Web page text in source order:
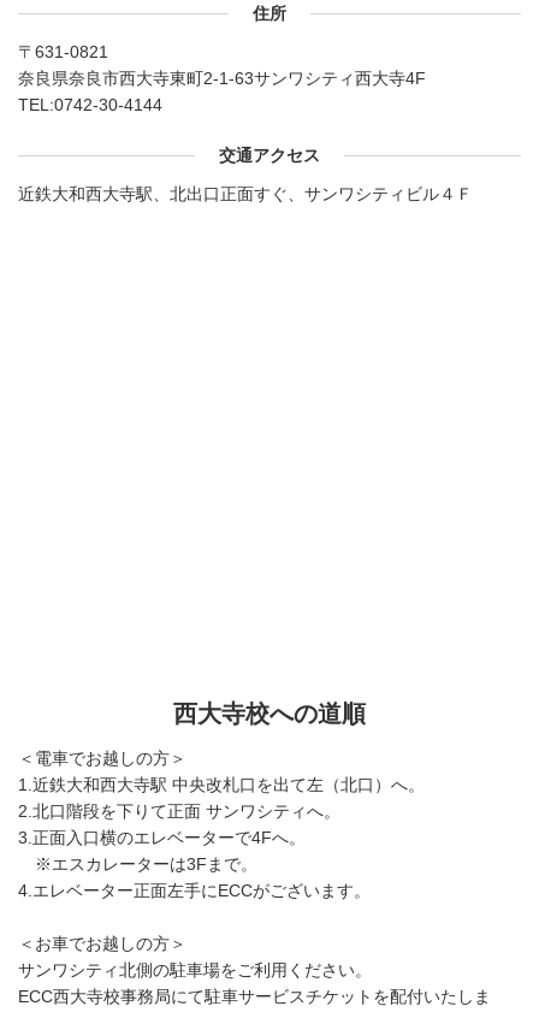
住所
〒631-0821
奈良県奈良市西大寺東町2-1-63サンワシティ西大寺4F
TEL:0742-30-4144
交通アクセス
近鉄大和西大寺駅、北出口正面すぐ、サンワシティビル４Ｆ
西大寺校への道順
＜電車でお越しの方＞
1.近鉄大和西大寺駅 中央改札口を出て左（北口）へ。
2.北口階段を下りて正面 サンワシティへ。
3.正面入口横のエレベーターで4Fへ。
※エスカレーターは3Fまで。
4.エレベーター正面左手にECCがございます。
＜お車でお越しの方＞
サンワシティ北側の駐車場をご利用ください。
ECC西大寺校事務局にて駐車サービスチケットを配付いたしま